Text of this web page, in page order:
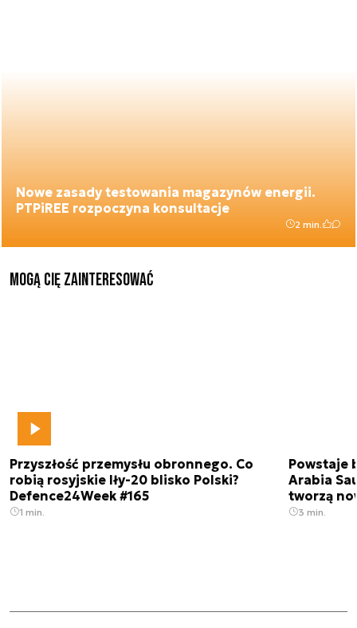
Nowe zasady testowania magazynów energii.
PTPiREE rozpoczyna konsultacje
2 min.
Mogą Cię zainteresować
Przyszłość przemysłu obronnego. Co
robią rosyjskie Iły-20 blisko Polski?
Defence24Week #165
1 min.
Powstaje
Arabia
tworzą
3 min.